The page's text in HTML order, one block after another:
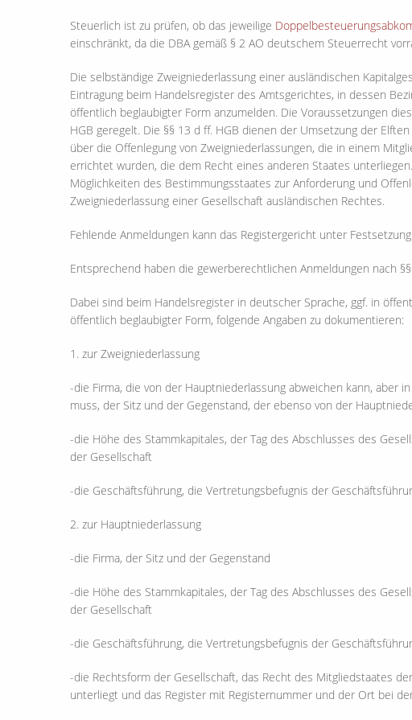
Steuerlich ist zu prüfen, ob das jeweilige
einschränkt, da die DBA gemäß § 2 AO deutschem Steuerrecht
Die selbständige Zweigniederlassung einer ausländischen
Eintragung beim Handelsregister des Amtsgerichtes, in dessen
öffentlich beglaubigter Form anzumelden. Die Voraussetzungen
HGB geregelt. Die §§ 13 d ff. HGB dienen der Umsetzung der
über die Offenlegung von Zweigniederlassungen, die in einem
errichtet wurden, die dem Recht eines anderen Staates
Möglichkeiten des Bestimmungsstaates zur Anforderung und
Zweigniederlassung einer Gesellschaft ausländischen Rechtes.
Fehlende Anmeldungen kann das Registergericht unter
Entsprechend haben die gewerberechtlichen Anmeldungen nach
Dabei sind beim Handelsregister in deutscher Sprache, ggf. in
öffentlich beglaubigter Form, folgende Angaben zu dokumentieren:
1. zur Zweigniederlassung
-die Firma, die von der Hauptniederlassung abweichen kann, aber
muss, der Sitz und der Gegenstand, der ebenso von der
-die Höhe des Stammkapitales, der Tag des Abschlusses des
der Gesellschaft
-die Geschäftsführung, die Vertretungsbefugnis der
2. zur Hauptniederlassung
-die Firma, der Sitz und der Gegenstand
-die Höhe des Stammkapitales, der Tag des Abschlusses des
der Gesellschaft
-die Geschäftsführung, die Vertretungsbefugnis der
-die Rechtsform der Gesellschaft, das Recht des Mitgliedstaates
unterliegt und das Register mit Registernummer und der Ort bei